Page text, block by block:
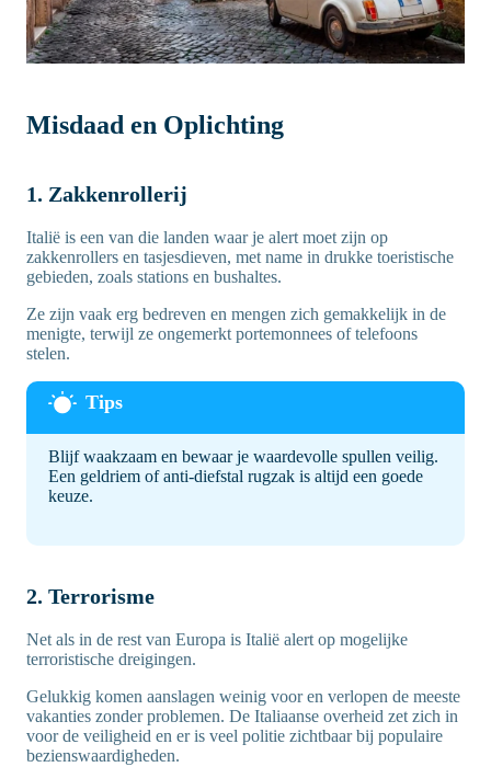
Misdaad en Oplichting
1. Zakkenrollerij
Italië is een van die landen waar je alert moet zijn op
zakkenrollers en tasjesdieven, met name in drukke toeristische
gebieden, zoals stations en bushaltes.
Ze zijn vaak erg bedreven en mengen zich gemakkelijk in de
menigte, terwijl ze ongemerkt portemonnees of telefoons
stelen.
Blijf waakzaam en bewaar je waardevolle spullen veilig.
Een geldriem of anti-diefstal rugzak is altijd een goede
keuze.
2. Terrorisme
Net als in de rest van Europa is Italië alert op mogelijke
terroristische dreigingen.
Gelukkig komen aanslagen weinig voor en verlopen de meeste
vakanties zonder problemen. De Italiaanse overheid zet zich in
voor de veiligheid en er is veel politie zichtbaar bij populaire
bezienswaardigheden.